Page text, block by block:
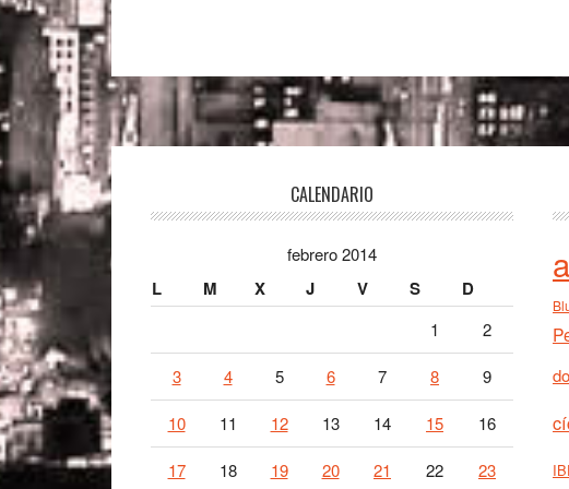
CALENDARIO
febrero 2014
L M X J V S D
1 2
3 4 5 6 7 8 9
10 11 12 13 14 15 16
17 18 19 20 21 22 23